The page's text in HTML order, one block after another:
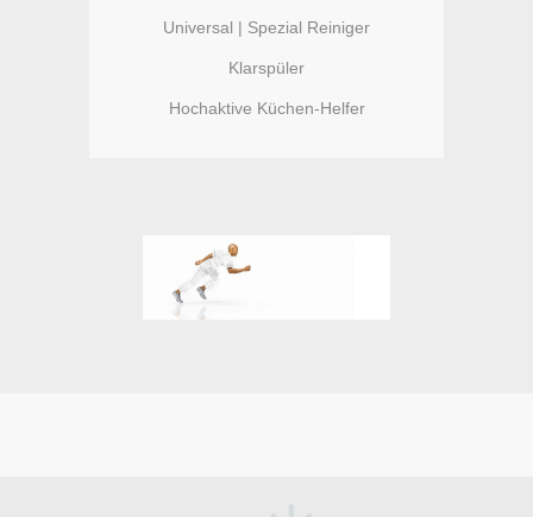
Universal | Spezial Reiniger
Klarspüler
Hochaktive Küchen-Helfer